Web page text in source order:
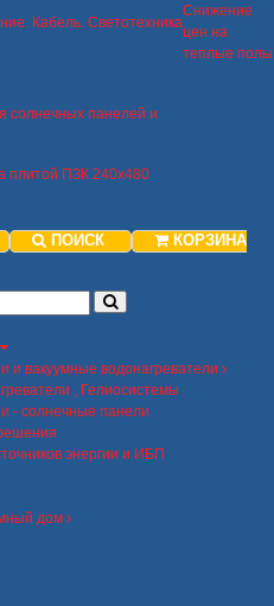
Кабель. Светотехника
Снижение
цен на
теплые полы
солнечных панелей и
плитой ПЗК 240х480
ПОИСК
КОРЗИНА
и вакуумные водонагреватели
, Гелиосистемы
- солнечные панели
энергии и ИБП
дом